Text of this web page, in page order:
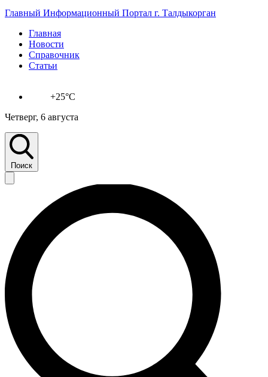
Главный Информационный Портал г. Талдыкорган
Главная
Новости
Справочник
Статьи
+25°C
Четверг, 6 августа
Поиск